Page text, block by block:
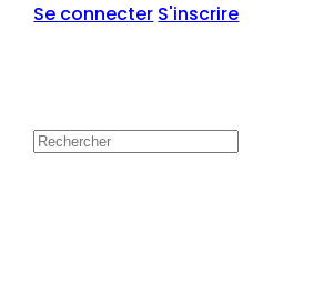
Se connecter S'inscrire
Recherche